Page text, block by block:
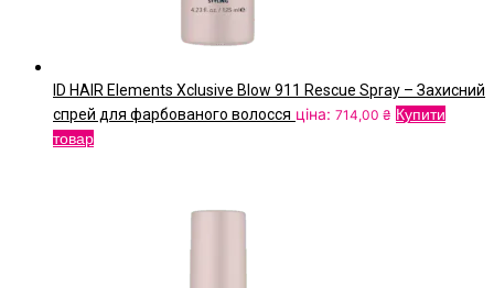
ID HAIR Elements Xclusive Blow 911 Rescue Spray – Захисний
спрей для фарбованого волосся ціна: 714,00 ₴ Купити
товар